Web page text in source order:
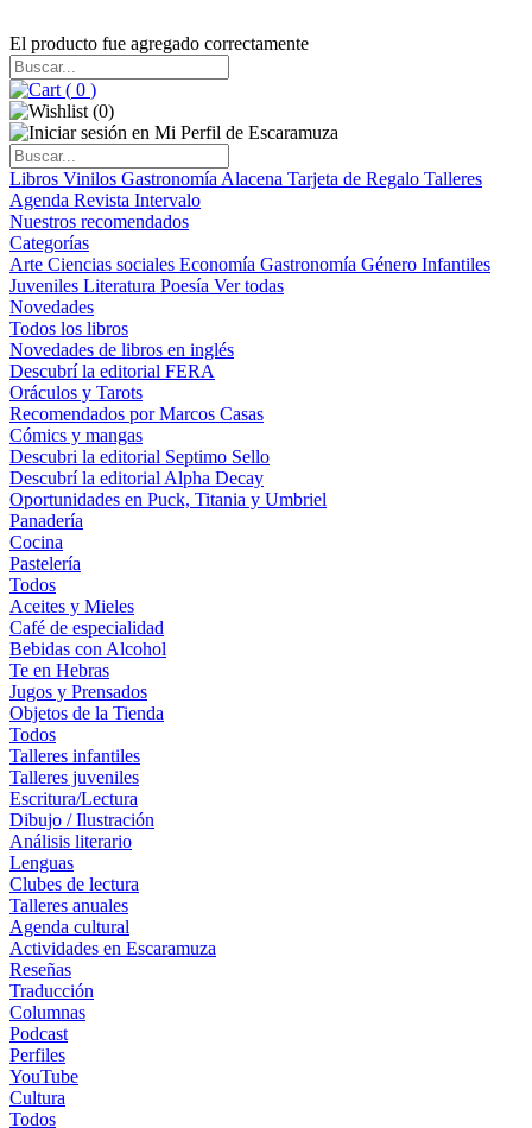
El producto fue agregado correctamente
( 0 )
(0)
Libros Vinilos Gastronomía Alacena Tarjeta de Regalo Talleres
Agenda Revista Intervalo
Nuestros recomendados
Categorías
Arte Ciencias sociales Economía Gastronomía Género Infantiles
Juveniles Literatura Poesía Ver todas
Novedades
Todos los libros
Novedades de libros en inglés
Descubrí la editorial FERA
Oráculos y Tarots
Recomendados por Marcos Casas
Cómics y mangas
Descubri la editorial Septimo Sello
Descubrí la editorial Alpha Decay
Oportunidades en Puck, Titania y Umbriel
Panadería
Cocina
Pastelería
Todos
Aceites y Mieles
Café de especialidad
Bebidas con Alcohol
Te en Hebras
Jugos y Prensados
Objetos de la Tienda
Todos
Talleres infantiles
Talleres juveniles
Escritura/Lectura
Dibujo / Ilustración
Análisis literario
Lenguas
Clubes de lectura
Talleres anuales
Agenda cultural
Actividades en Escaramuza
Reseñas
Traducción
Columnas
Podcast
Perfiles
YouTube
Cultura
Todos